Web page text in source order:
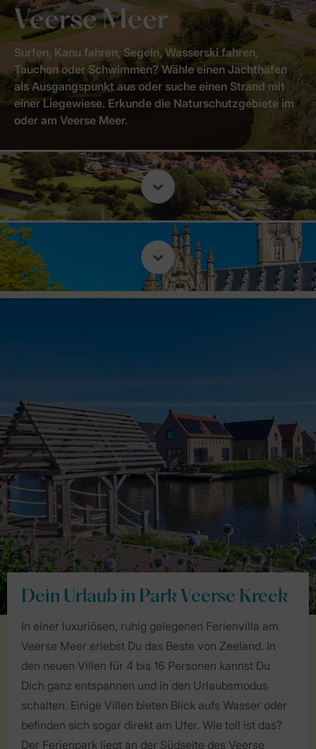
Veerse Meer
Surfen, Kanu fahren, Segeln, Wasserski fahren,
Tauchen oder Schwimmen? Wähle einen Jachthäfen
als Ausgangspunkt aus oder suche einen Strand mit
einer Liegewiese. Erkunde die Naturschutzgebiete im
oder am Veerse Meer.
Dein Urlaub in Park Veerse Kreek
In einer luxuriösen, ruhig gelegenen Ferienvilla am
Veerse Meer erlebst Du das Beste von Zeeland. In
den neuen Villen für 4 bis 16 Personen kannst Du
Dich ganz entspannen und in den Urlaubsmodus
schalten. Einige Villen bieten Blick aufs Wasser oder
befinden sich sogar direkt am Ufer. Wie toll ist das?
Der Ferienpark liegt an der Südseite des Veerse